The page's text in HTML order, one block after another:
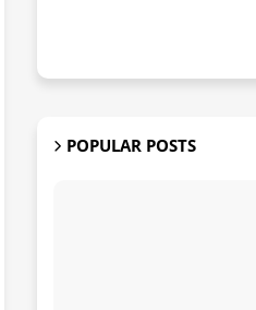
POPULAR POSTS